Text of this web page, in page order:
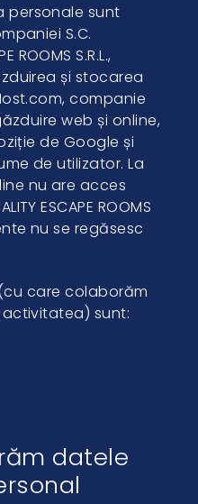
personale sunt
S.C.
ROOMS S.R.L.,
și stocarea
companie
web și online,
de Google și
de utilizator. La
nu are acces
ESCAPE ROOMS
nu se regăsesc
care colaborăm
sunt:
datele